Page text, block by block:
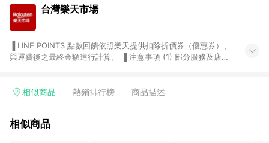
台灣樂天市場
與運費後之最終金額進行計算。 ▐ 注意事項 (1) 部分服務及店家
Smart mobile、神腦生活、JS巨盛、樂天KOBO電子書，請詳閱
台灣樂天市場，並在同一瀏覽器於24小時內結帳，才享有 LINE
相似商品 熱銷排行榜 商品描述
相似商品